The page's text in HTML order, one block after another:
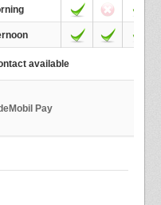
available
Pay